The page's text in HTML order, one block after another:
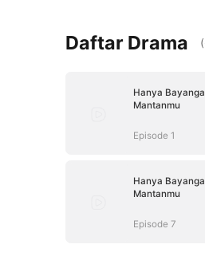
Daftar Drama (
Hanya
Mantanmu
Episode 1
Hanya
Mantanmu
Episode 7